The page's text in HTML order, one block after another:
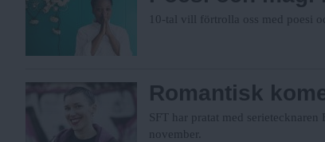
10-tal vill förtrolla oss med poesi
Romantisk
SFT har pratat med
november.